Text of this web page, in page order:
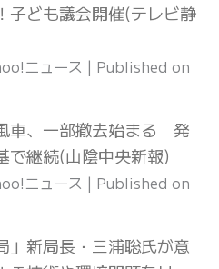
子ども議会開催(テレビ静
ニュース
Published on
車、一部撤去始まる 発
で継続(山陰中央新報)
ニュース
Published on
」新局長・三浦聡氏が意